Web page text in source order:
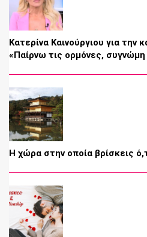
Κατερίνα Καινούργιου για την
«Παίρνω τις ορμόνες, συγνώμη
Η χώρα στην οποία βρίσκεις